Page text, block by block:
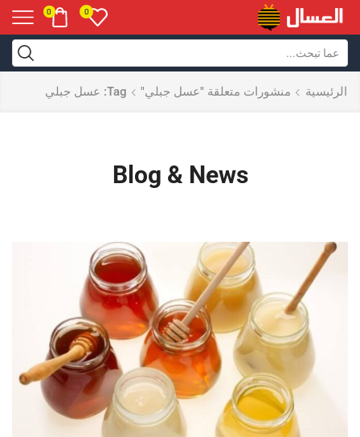
0
0
الرئيسية منشورات متعلقة "عسل جبلي" Tag: عسل جبلي
Blog & News